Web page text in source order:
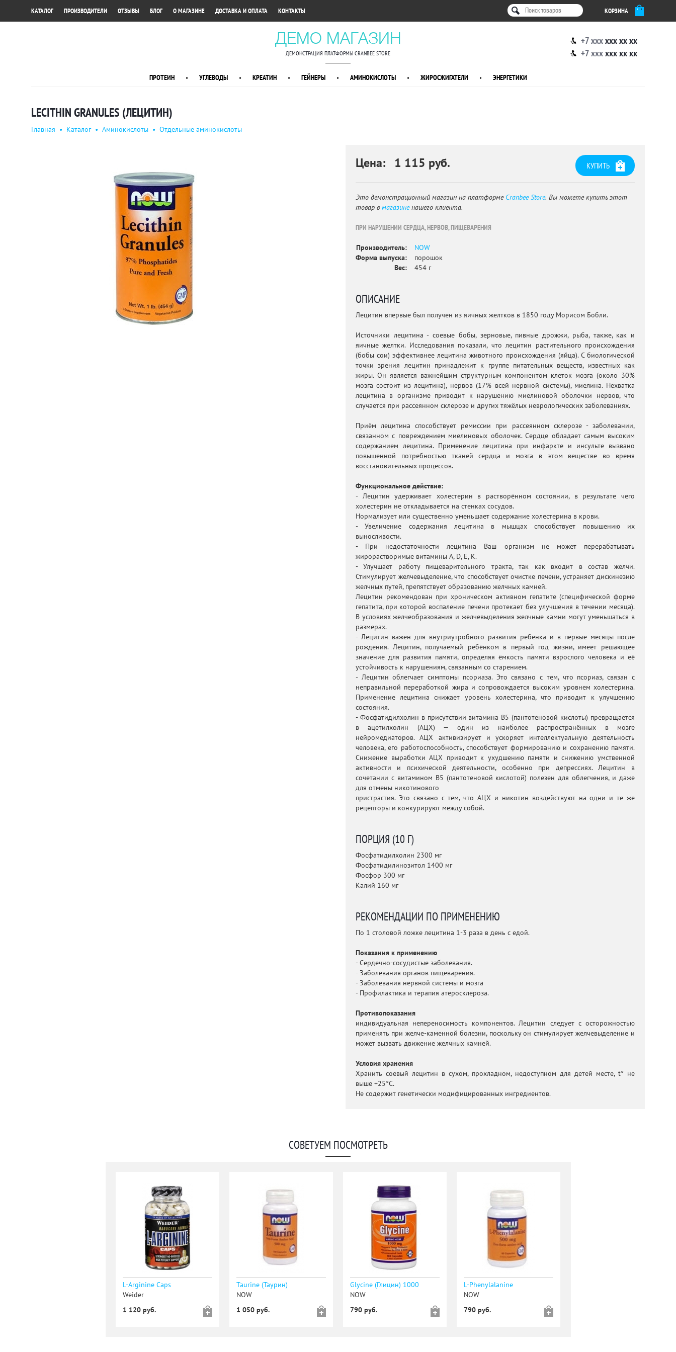
КОРЗИНА
КАТАЛОГ ПРОИЗВОДИТЕЛИ ОТЗЫВЫ БЛОГ О МАГАЗИНЕ ДОСТАВКА И ОПЛАТА КОНТАКТЫ
ДЕМО МАГАЗИН
ДЕМОНСТРАЦИЯ ПЛАТФОРМЫ CRANBEE STORE
+7 xxx xxx xx xx
+7 xxx xxx xx xx
ПРОТЕИН • УГЛЕВОДЫ • КРЕАТИН • ГЕЙНЕРЫ • АМИНОКИСЛОТЫ • ЖИРОСЖИГАТЕЛИ • ЭНЕРГЕТИКИ
LECITHIN GRANULES (ЛЕЦИТИН)
Главная • Каталог • Аминокислоты • Отдельные аминокислоты
КУПИТЬ
Цена: 1 115 руб.
Это демонстрационный магазин на платформе Cranbee Store. Вы можете купить этот
товар в магазиненашего клиента.
ПРИ НАРУШЕНИИ СЕРДЦА, НЕРВОВ, ПИЩЕВАРЕНИЯ
Производитель:
NOW
Форма выпуска:
порошок
Вес:
454 г
ОПИСАНИЕ
Лецитин впервые был получен из яичных желтков в 1850 году Морисом Бобли.
Источники лецитина - соевые бобы, зерновые, пивные дрожжи, рыба, также, как и
яичные желтки. Исследования показали, что лецитин растительного происхождения
(бобы сои) эффективнее лецитина животного происхождения (яйца). С биологической
точки зрения лецитин принадлежит к группе питательных веществ, известных как
жиры. Он является важнейшим структурным компонентом клеток мозга (около 30%
мозга состоит из лецитина), нервов (17% всей нервной системы), миелина. Нехватка
лецитина в организме приводит к нарушению миелиновой оболочки нервов, что
случается при рассеянном склерозе и других тяжёлых неврологических заболеваниях.
Приём лецитина способствует ремиссии при рассеянном склерозе - заболевании,
связанном с повреждением миелиновых оболочек. Сердце обладает самым высоким
содержанием лецитина. Применение лецитина при инфаркте и инсульте вызвано
повышенной потребностью тканей сердца и мозга в этом веществе во время
восстановительных процессов.
Функциональное действие:
- Лецитин удерживает холестерин в растворённом состоянии, в результате чего
холестерин не откладывается на стенках сосудов.
Нормализует или существенно уменьшает содержание холестерина в крови.
- Увеличение содержания лецитина в мышцах способствует повышению их
выносливости.
- При недостаточности лецитина Ваш организм не может перерабатывать
жирорастворимые витамины A, D, E, K.
- Улучшает работу пищеварительного тракта, так как входит в состав желчи.
Стимулирует желчевыделение, что способствует очистке печени, устраняет дискинезию
желчных путей, препятствует образованию желчных камней.
Лецитин рекомендован при хроническом активном гепатите (специфической форме
гепатита, при которой воспаление печени протекает без улучшения в течении месяца).
В условиях желчеобразования и желчевыделения желчные камни могут уменьшаться в
размерах.
- Лецитин важен для внутриутробного развития ребёнка и в первые месяцы после
рождения. Лецитин, получаемый ребёнком в первый год жизни, имеет решающее
значение для развития памяти, определяя ёмкость памяти взрослого человека и её
устойчивость к нарушениям, связанным со старением.
- Лецитин облегчает симптомы псориаза. Это связано с тем, что псориаз, связан с
неправильной переработкой жира и сопровождается высоким уровнем холестерина.
Применение лецитина снижает уровень холестерина, что приводит к улучшению
состояния.
- Фосфатидилхолин в присутствии витамина В5 (пантотеновой кислоты) превращается
в ацетилхолин (АЦХ) — один из наиболее распространённых в мозге
нейромедиаторов. АЦХ активизирует и ускоряет интеллектуальную деятельность
человека, его работоспособность, способствует формированию и сохранению памяти.
Снижение выработки АЦХ приводит к ухудшению памяти и снижению умственной
активности и психической деятельности, особенно при депрессиях. Лецитин в
сочетании с витамином В5 (пантотеновой кислотой) полезен для облегчения, и даже
для отмены никотинового
пристрастия. Это связано с тем, что АЦХ и никотин воздействуют на одни и те же
рецепторы и конкурируют между собой.
ПОРЦИЯ (10 Г)
Фосфатидилхолин 2300 мг
Фосфатидилинозитол 1400 мг
Фосфор 300 мг
Калий 160 мг
РЕКОМЕНДАЦИИ ПО ПРИМЕНЕНИЮ
По 1 столовой ложке лецитина 1-3 раза в день с едой.
Показания к применению
- Сердечно-сосудистые заболевания.
- Заболевания органов пищеварения.
- Заболевания нервной системы и мозга
- Профилактика и терапия атеросклероза.
Противопоказания
индивидуальная непереносимость компонентов. Лецитин следует с осторожностью
применять при желче-каменной болезни, поскольку он стимулирует желчевыделение и
может вызвать движение желчных камней.
Условия хранения
Хранить соевый лецитин в сухом, прохладном, недоступном для детей месте, t° не
выше +25°С.
Не содержит генетически модифицированных ингредиентов.
СОВЕТУЕМ ПОСМОТРЕТЬ
L-Arginine Caps
Weider
1 120 руб.
Taurine (Таурин)
NOW
1 050 руб.
Glycine (Глицин) 1000
NOW
790 руб.
L-Phenylalanine
NOW
790 руб.